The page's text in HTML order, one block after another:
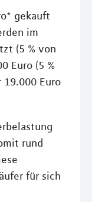
gekauft
im
(5 % von
Euro (5 %
Euro
rund
für sich